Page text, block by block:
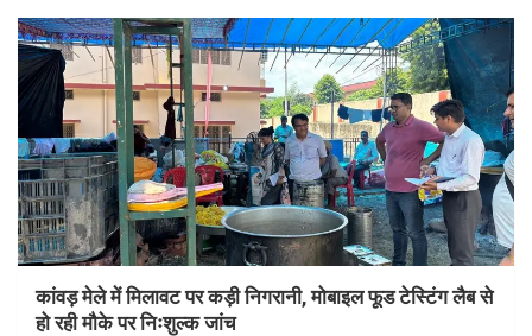
कांवड़ मेले में मिलावट पर कड़ी निगरानी, मोबाइल फूड टेस्टिंग लैब से
हो रही मौके पर निःशुल्क जांच